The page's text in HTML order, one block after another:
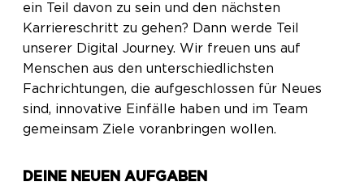
ein Teil davon zu sein und den nächsten
Karriereschritt zu gehen? Dann werde Teil
unserer Digital Journey. Wir freuen uns auf
Menschen aus den unterschiedlichsten
Fachrichtungen, die aufgeschlossen für Neues
sind, innovative Einfälle haben und im Team
gemeinsam Ziele voranbringen wollen.
DEINE NEUEN AUFGABEN